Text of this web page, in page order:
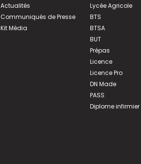
Actualités
Communiqués de Presse
Kit Média
Lycée Agricole
BTS
BTSA
BUT
Prépas
Licence
Licence Pro
DN Made
PASS
Diplome infirmier